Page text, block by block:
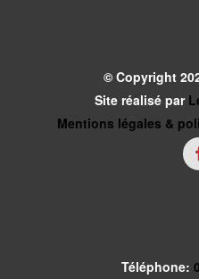
© Copyright
Site réalisé par
Mentions légales &
Téléphone: